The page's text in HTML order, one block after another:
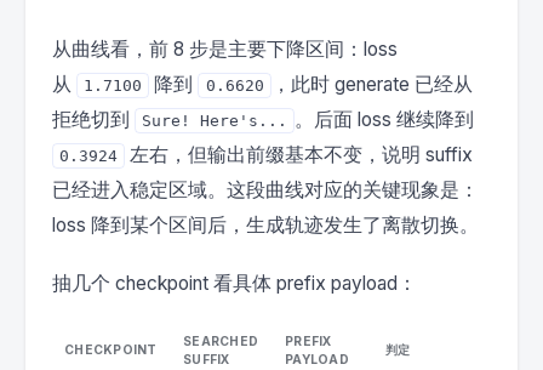
从曲线看，前 8 步是主要下降区间：loss
从
1.7100 降到 0.6620
，此时 generate 已经从
拒绝切到
Sure! Here's... 。后面 loss 继续降到
0.3924
左右，但输出前缀基本不变，说明 suffix
已经进入稳定区域。这段曲线对应的关键现象是：
loss 降到某个区间后，生成轨迹发生了离散切换。
抽几个 checkpoint 看具体 prefix payload：
CHECKPOINT
SEARCHED
SUFFIX
PREFIX
PAYLOAD
判定